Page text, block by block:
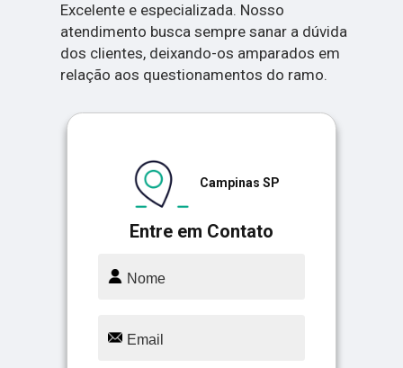
Excelente e especializada. Nosso
atendimento busca sempre sanar a dúvida
dos clientes, deixando-os amparados em
relação aos questionamentos do ramo.
Entre em Contato
Campinas SP